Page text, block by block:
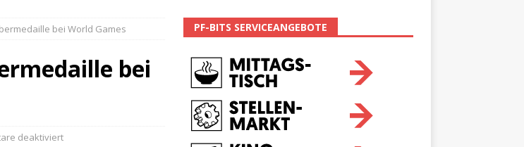
Dillweißenstein
bei World Games
bei
deaktiviert
PF-BITS SERVICEANGEBOTE